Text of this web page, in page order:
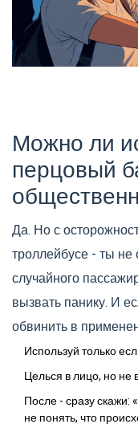
Можно ли
перцовый
Да. Но с
троллейбусе - ты
случайного
вызвать панику. И
обвинить в
Используй только
Целься в лицо, но не
После - сразу
не понять, что